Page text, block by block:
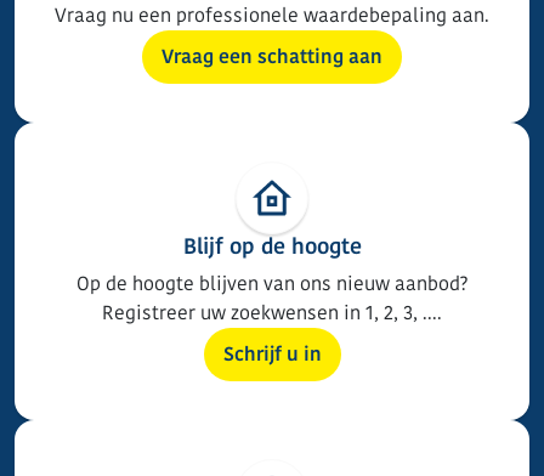
Vraag nu een professionele waardebepaling aan.
Vraag een schatting aan
Blijf op de hoogte
Op de hoogte blijven van ons nieuw aanbod?
Registreer uw zoekwensen in 1, 2, 3, ....
Schrijf u in